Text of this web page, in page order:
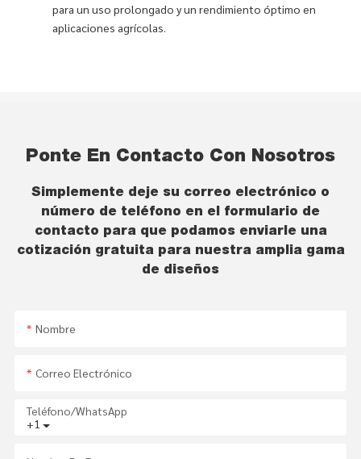
para un uso prolongado y un rendimiento óptimo en
aplicaciones agrícolas.
Ponte En Contacto Con Nosotros
Simplemente deje su correo electrónico o
número de teléfono en el formulario de
contacto para que podamos enviarle una
cotización gratuita para nuestra amplia gama
de diseños
Nombre
Correo Electrónico
+1
Teléfono/WhatsApp